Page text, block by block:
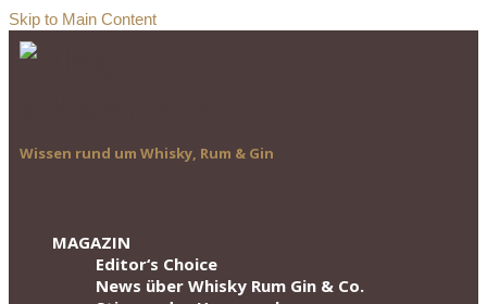
Skip to Main Content
Wissen rund um Whisky, Rum & Gin
MAGAZIN
Editor‘s Choice
News über Whisky Rum Gin & Co.